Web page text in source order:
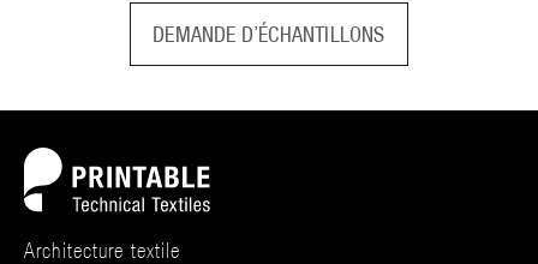
DEMANDE D’ÉCHANTILLONS
Architecture textile